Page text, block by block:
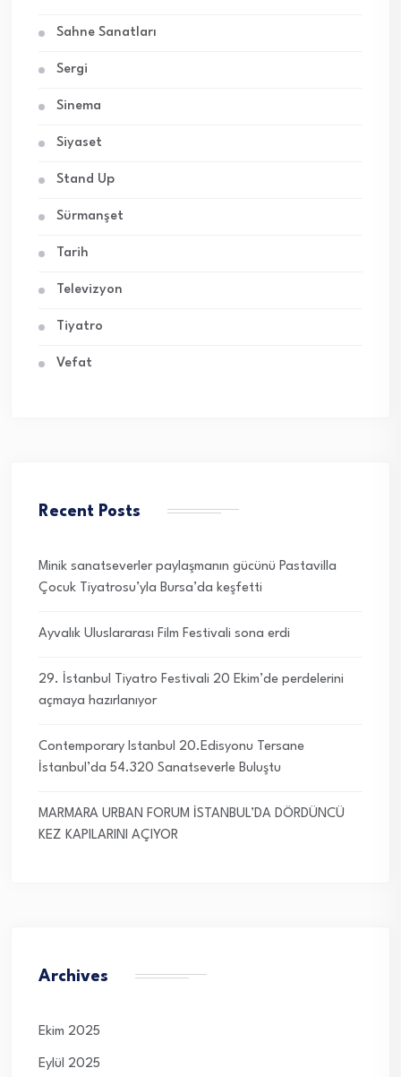
Sahne Sanatları
Sergi
Sinema
Siyaset
Stand Up
Sürmanşet
Tarih
Televizyon
Tiyatro
Vefat
Recent Posts
Minik sanatseverler paylaşmanın gücünü Pastavilla
Çocuk Tiyatrosu’yla Bursa’da keşfetti
Ayvalık Uluslararası Film Festivali sona erdi
29. İstanbul Tiyatro Festivali 20 Ekim’de perdelerini
açmaya hazırlanıyor
Contemporary Istanbul 20.Edisyonu Tersane
İstanbul’da 54.320 Sanatseverle Buluştu
MARMARA URBAN FORUM İSTANBUL’DA DÖRDÜNCÜ
KEZ KAPILARINI AÇIYOR
Archives
Ekim 2025
Eylül 2025